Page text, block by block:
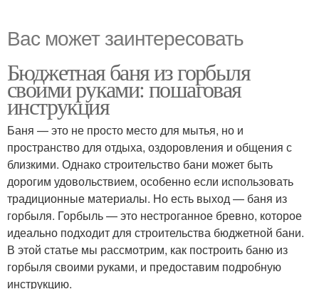
Вас может заинтересовать
Бюджетная баня из горбыля
своими руками: пошаговая
инструкция
Баня — это не просто место для мытья, но и
пространство для отдыха, оздоровления и общения с
близкими. Однако строительство бани может быть
дорогим удовольствием, особенно если использовать
традиционные материалы. Но есть выход — баня из
горбыля. Горбыль — это нестроганное бревно, которое
идеально подходит для строительства бюджетной бани.
В этой статье мы рассмотрим, как построить баню из
горбыля своими руками, и предоставим подробную
инструкцию.